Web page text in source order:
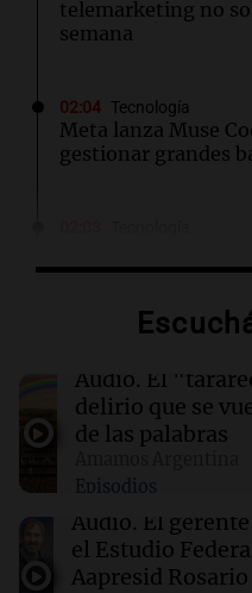
telemarketing no
semana
02:04 Tecnología
Meta lanza Muse
gestionar grandes
como CFO en su
Independiente y
enfrentan en
horarios y TV
01:54 Mundo
Fallecen dos
marcando el
junio
Audio. El
delirio que se
de las palabras
Episodios
Audio. El
el Estudio
Aapresid